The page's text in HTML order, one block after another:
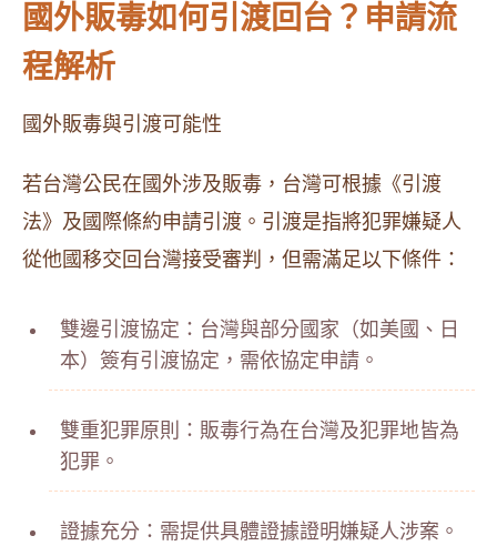
國外販毒如何引渡回台？申請流
程解析
國外販毒與引渡可能性
若台灣公民在國外涉及販毒，台灣可根據《引渡
法》及國際條約申請引渡。引渡是指將犯罪嫌疑人
從他國移交回台灣接受審判，但需滿足以下條件：
雙邊引渡協定：台灣與部分國家（如美國、日
本）簽有引渡協定，需依協定申請。
雙重犯罪原則：販毒行為在台灣及犯罪地皆為
犯罪。
證據充分：需提供具體證據證明嫌疑人涉案。